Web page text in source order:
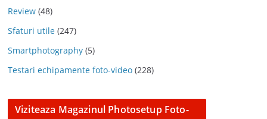
Review (48)
Sfaturi utile (247)
Smartphotography (5)
Testari echipamente foto-video (228)
Viziteaza Magazinul Photosetup Foto-